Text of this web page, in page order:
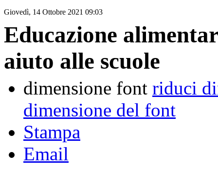
Giovedì, 14 Ottobre 2021 09:03
Educazione
aiuto alle scuole
dimensione font riduci
dimensione del font
Stampa
Email